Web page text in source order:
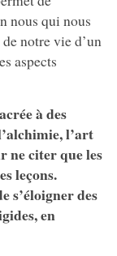
nous qui nous
notre vie d’un
aspects
à des
l’art
ne citer que les
leçons.
s’éloigner des
en